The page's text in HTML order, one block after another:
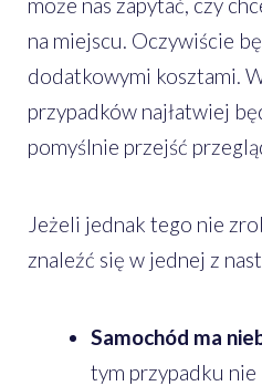
na miejscu. Oczywiście
dodatkowymi kosztami.
przypadków najłatwiej
pomyślnie przejść
Jeżeli jednak tego nie
znaleźć się w jednej z
Samochód ma
tym przypadku